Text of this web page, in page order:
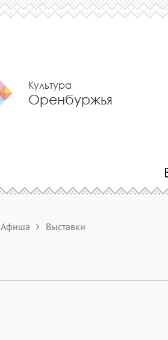
Культура
Оренбуржья
Афиша Выставки